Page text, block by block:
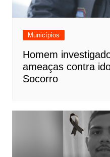
Municípios
Homem
ameaças contra
Socorro